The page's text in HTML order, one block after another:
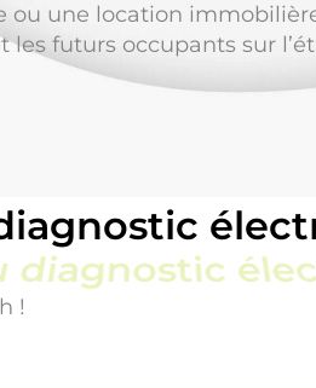
ou une location
les futurs occupants sur
et réactive
!